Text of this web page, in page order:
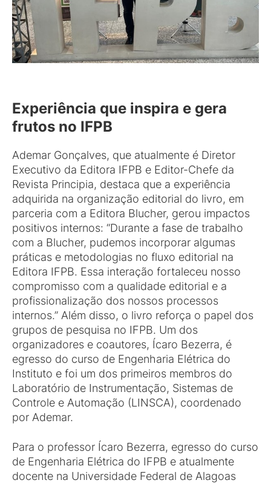
Experiência que inspira e gera
frutos no IFPB
Ademar Gonçalves, que atualmente é Diretor
Executivo da Editora IFPB e Editor-Chefe da
Revista Principia, destaca que a experiência
adquirida na organização editorial do livro, em
parceria com a Editora Blucher, gerou impactos
positivos internos: “Durante a fase de trabalho
com a Blucher, pudemos incorporar algumas
práticas e metodologias no fluxo editorial na
Editora IFPB. Essa interação fortaleceu nosso
compromisso com a qualidade editorial e a
profissionalização dos nossos processos
internos.” Além disso, o livro reforça o papel dos
grupos de pesquisa no IFPB. Um dos
organizadores e coautores, Ícaro Bezerra, é
egresso do curso de Engenharia Elétrica do
Instituto e foi um dos primeiros membros do
Laboratório de Instrumentação, Sistemas de
Controle e Automação (LINSCA), coordenado
por Ademar.
Para o professor Ícaro Bezerra, egresso do curso
de Engenharia Elétrica do IFPB e atualmente
docente na Universidade Federal de Alagoas